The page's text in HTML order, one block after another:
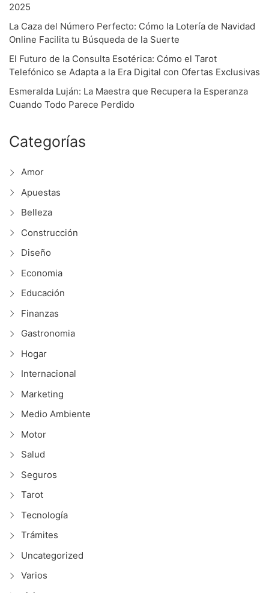
2025
La Caza del Número Perfecto: Cómo la Lotería de Navidad
Online Facilita tu Búsqueda de la Suerte
El Futuro de la Consulta Esotérica: Cómo el Tarot
Telefónico se Adapta a la Era Digital con Ofertas Exclusivas
Esmeralda Luján: La Maestra que Recupera la Esperanza
Cuando Todo Parece Perdido
Categorías
Amor
Apuestas
Belleza
Construcción
Diseño
Economia
Educación
Finanzas
Gastronomia
Hogar
Internacional
Marketing
Medio Ambiente
Motor
Salud
Seguros
Tarot
Tecnología
Trámites
Uncategorized
Varios